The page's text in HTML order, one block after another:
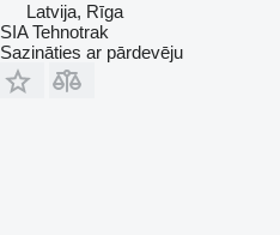
Latvija, Rīga
SIA Tehnotrak
Sazināties ar pārdevēju